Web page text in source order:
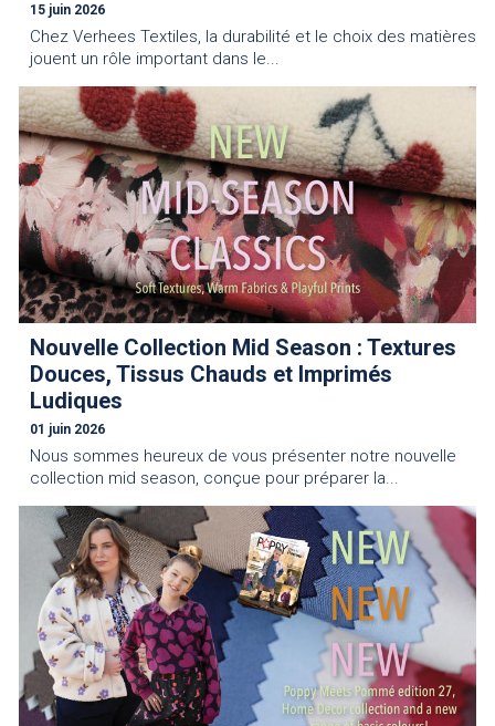
15 juin 2026
Chez Verhees Textiles, la durabilité et le choix des matières
jouent un rôle important dans le...
Nouvelle Collection Mid Season : Textures
Douces, Tissus Chauds et Imprimés
Ludiques
01 juin 2026
Nous sommes heureux de vous présenter notre nouvelle
collection mid season, conçue pour préparer la...